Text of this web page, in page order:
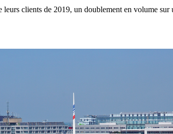
clients de 2019, un doublement en volume